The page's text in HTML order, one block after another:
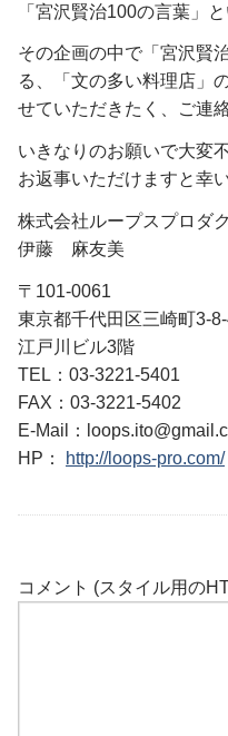
「宮沢賢治100の言葉」
その企画の中で「宮沢賢
る、「文の多い料理店」
せていただきたく、ご連
いきなりのお願いで大変
お返事いただけますと幸
株式会社ループスプロダ
伊藤 麻友美
〒101-0061
東京都千代田区三崎町3-
江戸川ビル3階
TEL：03-3221-5401
FAX：03-3221-5402
E-Mail：
HP：
http://loops-pro.com/
コメント (スタイル用の